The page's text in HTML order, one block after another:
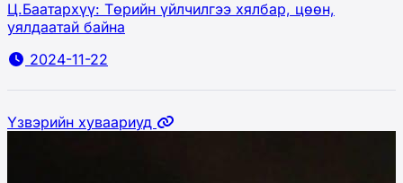
Ц.Баатархүү: Төрийн үйлчилгээ хялбар, цөөн,
уялдаатай байна
2024-11-22
Үзвэрийн хуваариуд